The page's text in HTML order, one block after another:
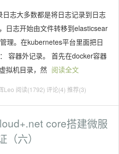
志大多数都是将日志记录到日志
日志开始由文件转移到elasticsear
理。在kubernetes平台里面把日
容器外记录。 首先在docker容器
拟机目录，然 阅读全文
Leo 阅读(1792) 评论(4) 推荐(3)
core搭建微服
六）